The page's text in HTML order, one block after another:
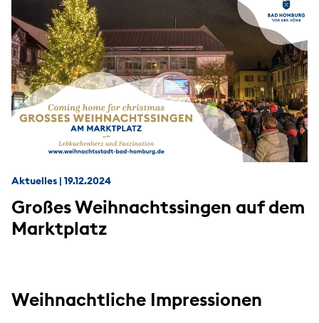
Aktuelles | 19.12.2024
Großes Weihnachtssingen auf dem
Marktplatz
Weihnachtliche Impressionen